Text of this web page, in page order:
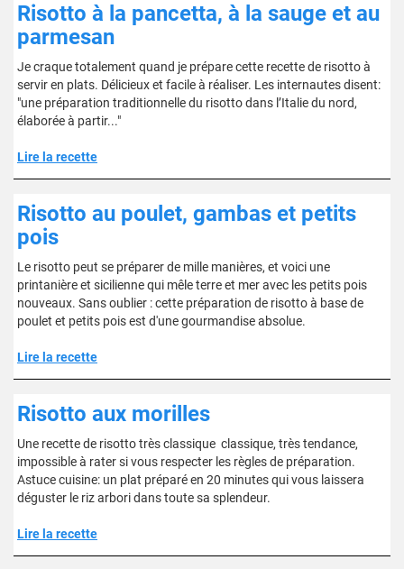
Risotto à la pancetta, à la sauge et au
parmesan
Je craque totalement quand je prépare cette recette de risotto à
servir en plats. Délicieux et facile à réaliser. Les internautes disent:
"une préparation traditionnelle du risotto dans l’Italie du nord,
élaborée à partir..."
Lire la recette
Risotto au poulet, gambas et petits
pois
Le risotto peut se préparer de mille manières, et voici une
printanière et sicilienne qui mêle terre et mer avec les petits pois
nouveaux. Sans oublier : cette préparation de risotto à base de
poulet et petits pois est d'une gourmandise absolue.
Lire la recette
Risotto aux morilles
Une recette de risotto très classique classique, très tendance,
impossible à rater si vous respecter les règles de préparation.
Astuce cuisine: un plat préparé en 20 minutes qui vous laissera
déguster le riz arbori dans toute sa splendeur.
Lire la recette